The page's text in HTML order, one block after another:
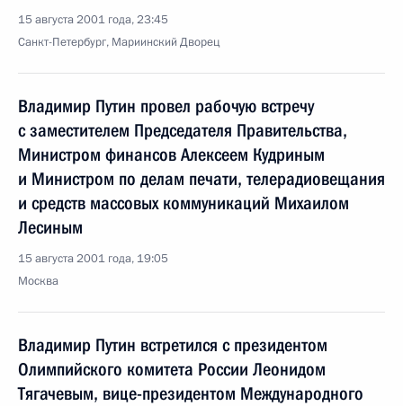
15 августа 2001 года, 23:45
Санкт-Петербург, Мариинский Дворец
Владимир Путин провел рабочую встречу
с заместителем Председателя Правительства,
Министром финансов Алексеем Кудриным
и Министром по делам печати, телерадиовещания
и средств массовых коммуникаций Михаилом
Лесиным
15 августа 2001 года, 19:05
Москва
Владимир Путин встретился с президентом
Олимпийского комитета России Леонидом
Тягачевым, вице-президентом Международного